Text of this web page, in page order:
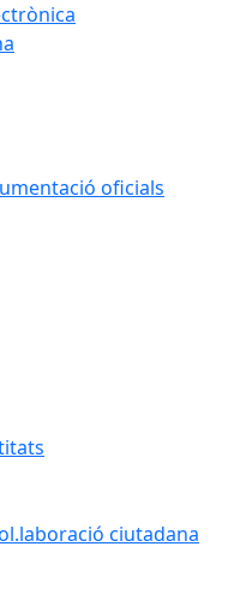
oficials
ciutadana